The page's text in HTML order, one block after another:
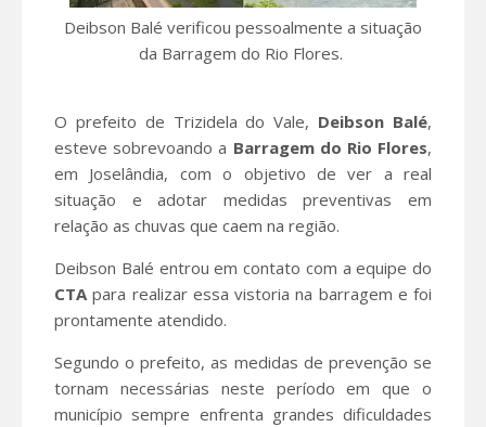
Deibson Balé verificou pessoalmente a situação
da Barragem do Rio Flores.
O prefeito de Trizidela do Vale, Deibson Balé,
esteve sobrevoando a Barragem do Rio Flores,
em Joselândia, com o objetivo de ver a real
situação e adotar medidas preventivas em
relação as chuvas que caem na região.
Deibson Balé entrou em contato com a equipe do
CTA para realizar essa vistoria na barragem e foi
prontamente atendido.
Segundo o prefeito, as medidas de prevenção se
tornam necessárias neste período em que o
município sempre enfrenta grandes dificuldades